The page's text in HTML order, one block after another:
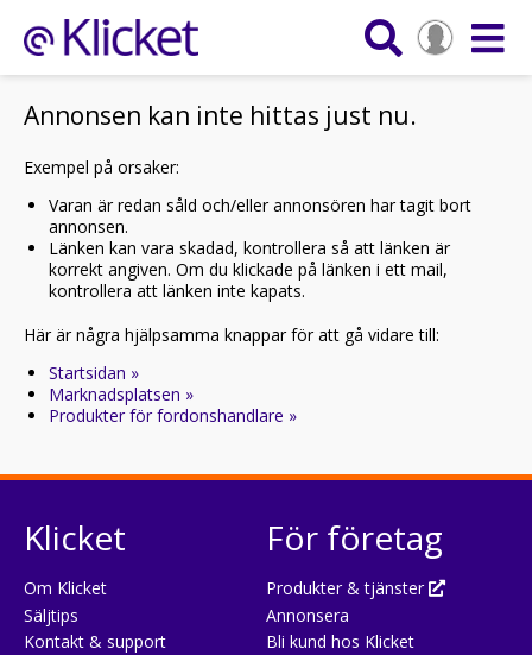
Annonsen kan inte hittas just nu.
Exempel på orsaker:
Varan är redan såld och/eller annonsören har tagit bort
annonsen.
Länken kan vara skadad, kontrollera så att länken är
korrekt angiven. Om du klickade på länken i ett mail,
kontrollera att länken inte kapats.
Här är några hjälpsamma knappar för att gå vidare till:
Startsidan »
Marknadsplatsen »
Produkter för fordonshandlare »
Klicket
Om Klicket
Säljtips
Kontakt & support
För företag
Produkter & tjänster
Annonsera
Bli kund hos Klicket